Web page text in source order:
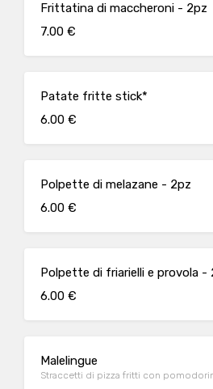
Frittatina di maccheroni - 2pz
7.00 €
Patate fritte stick*
6.00 €
Polpette di melazane - 2pz
6.00 €
Polpette di friarielli e provola -
6.00 €
Malelingue
Straccetti di pizza fritti con